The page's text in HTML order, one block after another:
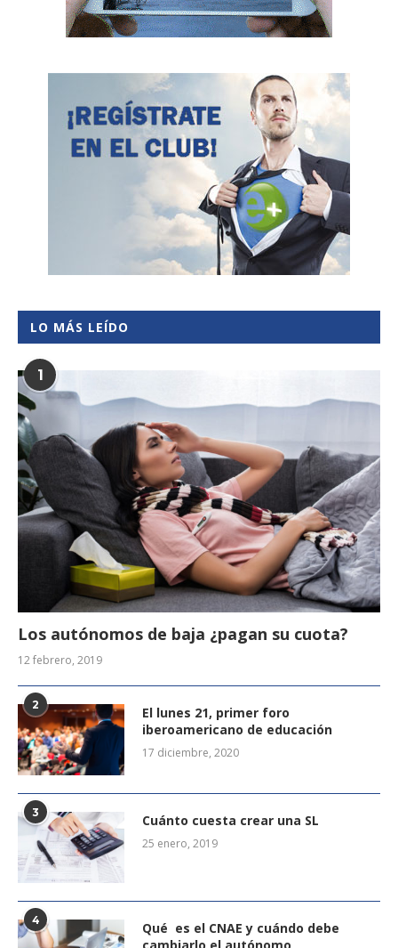
LO MÁS LEÍDO
1
Los autónomos de baja ¿pagan su cuota?
12 febrero, 2019
2
El lunes 21, primer foro
iberoamericano de educación
17 diciembre, 2020
3 Cuánto cuesta crear una SL
25 enero, 2019
4
Qué es el CNAE y cuándo debe